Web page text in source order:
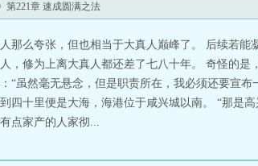
元会修为李印生师妹，你，去把西王母干掉！穆小
第221章 速成圆满之法
那么夸张，但也相当于大真人巅峰了。 后续若
，修为上离大真人都还差了七八十年。 奇怪的
“虽然毫无悬念，但是职责所在，我必须还要宣
四十里便是大海，海港位于咸兴城以南。 “那是
点家产的人家彻...